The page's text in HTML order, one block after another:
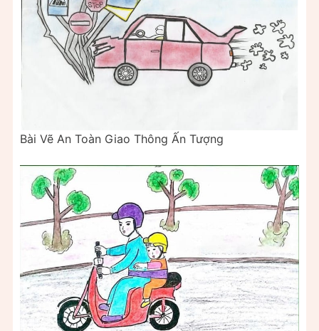
Bài Vẽ An Toàn Giao Thông Ấn Tượng